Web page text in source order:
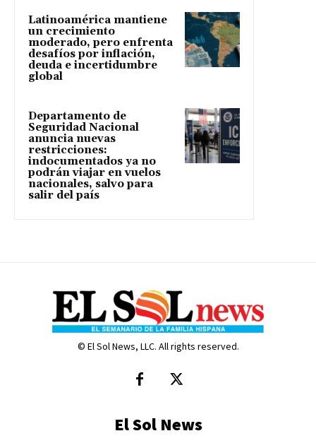
Latinoamérica mantiene
un crecimiento
moderado, pero enfrenta
desafíos por inflación,
deuda e incertidumbre
global
Departamento de
Seguridad Nacional
anuncia nuevas
restricciones:
indocumentados ya no
podrán viajar en vuelos
nacionales, salvo para
salir del país
© El Sol News, LLC. All rights reserved.
El Sol News